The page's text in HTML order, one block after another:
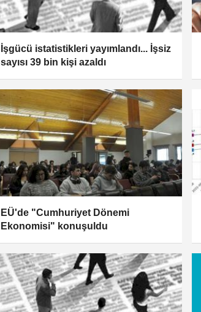
İşgücü istatistikleri yayımlandı... İşsiz
sayısı 39 bin kişi azaldı
EÜ'de "Cumhuriyet Dönemi
Ekonomisi" konuşuldu